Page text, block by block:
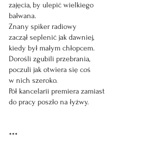
zajęcia, by ulepić wielkiego
bałwana.
Znany spiker radiowy
zaczął seplenić jak dawniej,
kiedy był małym chłopcem.
Dorośli zgubili przebrania,
poczuli jak otwiera się coś
w nich szeroko.
Pół kancelarii premiera zamiast
do pracy poszło na łyżwy.
***